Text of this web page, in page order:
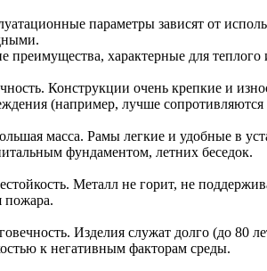
параметры зависят от
преимущества, характерные для
Конструкции очень крепкие и
(например, лучше сопротивляются
масса. Рамы легкие и удобные в
фундаментом, летних беседок.
Металл не горит, не
пожара.
Изделия служат долго (до 80
к негативным факторам среды.